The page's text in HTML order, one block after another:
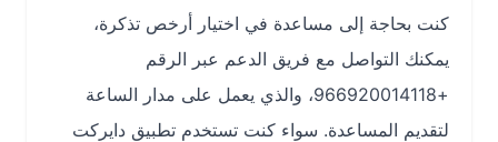
كنت بحاجة إلى مساعدة في اختيار أرخص تذكرة،
يمكنك التواصل مع فريق الدعم عبر الرقم
+966920014118، والذي يعمل على مدار الساعة
لتقديم المساعدة. سواء كنت تستخدم تطبيق دايركت